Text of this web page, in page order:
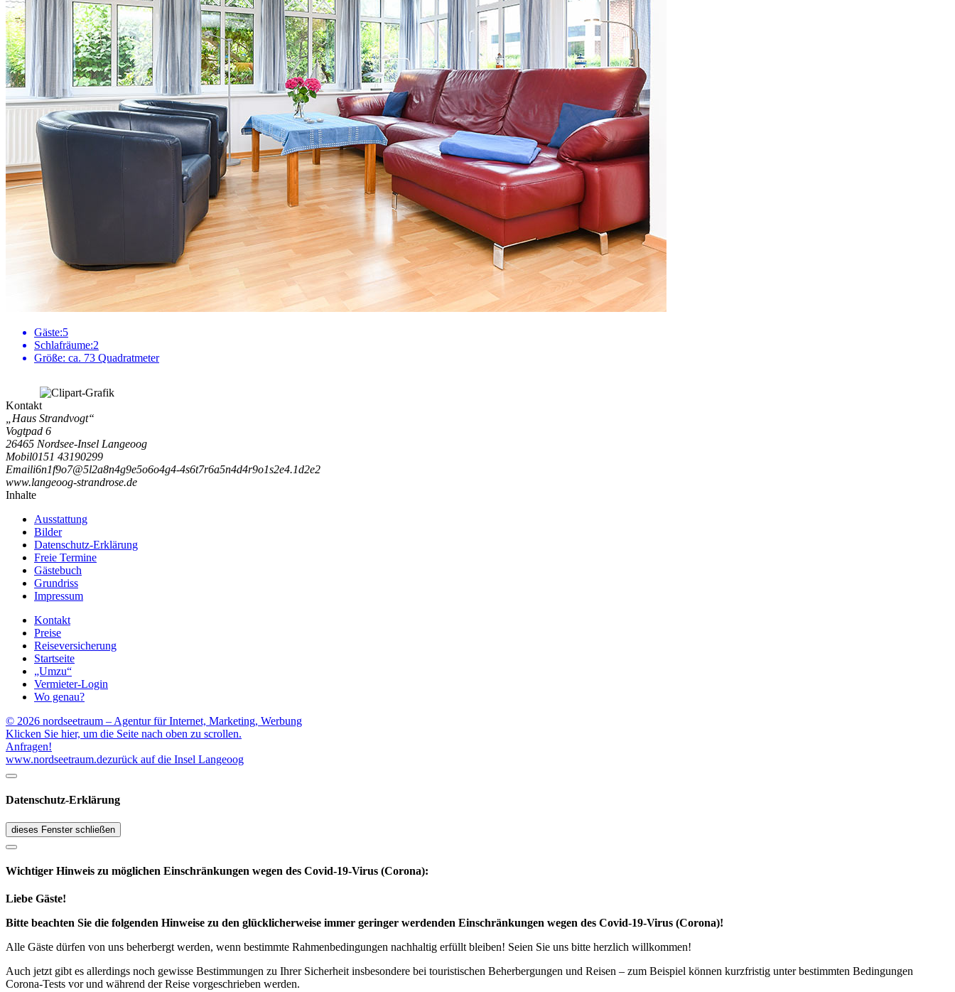
Gäste:5
Schlafräume:2
Größe: ca. 73 Quadratmeter
Kontakt
„Haus Strandvogt“
Vogtpad 6
26465 Nordsee-Insel Langeoog
Mobil0151 43190299
Emaili6n1f9o7@5l2a8n4g9e5o6o4g4-4s6t7r6a5n4d4r9o1s2e4.1d2e2
www.langeoog-strandrose.de
Inhalte
Ausstattung
Bilder
Datenschutz-Erklärung
Freie Termine
Gästebuch
Grundriss
Impressum
Kontakt
Preise
Reiseversicherung
Startseite
„Umzu“
Vermieter-Login
Wo genau?
© 2026 nordseetraum – Agentur für Internet, Marketing, Werbung
Klicken Sie hier, um die Seite nach oben zu scrollen.
Anfragen!
www.nordseetraum.dezurück auf die Insel Langeoog
Datenschutz-Erklärung
dieses Fenster schließen
Wichtiger Hinweis zu möglichen Ein­schränk­ungen wegen des Covid-19-Virus (Corona):
Liebe Gäste!
Bitte beachten Sie die folgenden Hinweise zu den glücklicherweise immer geringer werdenden Einschränkungen wegen des Covid-19-Virus (Corona)!
Alle Gäste dürfen von uns beherbergt werden, wenn bestimmte Rahmenbedingungen nachhaltig erfüllt bleiben! Seien Sie uns bitte herzlich willkommen!
Auch jetzt gibt es allerdings noch gewisse Bestimmungen zu Ihrer Sicherheit insbesondere bei touristischen Beherbergungen und Reisen – zum Beispiel können kurzfristig unter bestimmten Bedingungen
Corona-Tests vor und während der Reise vorgeschrieben werden.